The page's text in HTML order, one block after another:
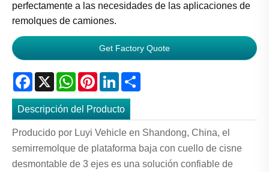
perfectamente a las necesidades de las aplicaciones de
remolques de camiones.
Get Factory Quote
Facebook
X WhatsApp
PinterestLinkedIn
Descripción del Producto
Producido por Luyi Vehicle en Shandong, China, el
semirremolque de plataforma baja con cuello de cisne
desmontable de 3 ejes es una solución confiable de